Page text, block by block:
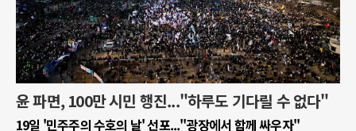
윤 파면, 100만 시민 행진..."하루도 기다릴 수 없다"
19일 '민주주의 수호의 날' 선포..."광장에서 함께 싸우자"